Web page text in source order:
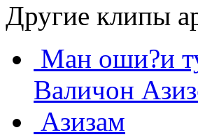
Другие клипы
Ман оши?и
Валичон
Азизам